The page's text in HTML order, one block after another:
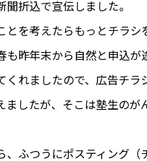
折込で宣伝しました。
を考えたらもっとチラシ
も昨年末から自然と申込
れましたので、広告チラ
したが、そこは塾生のが
ふつうにポスティング（